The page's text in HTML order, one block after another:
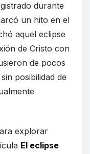
durante
un hito en el
aquel eclipse
de Cristo con
de pocos
posibilidad de
explorar
El eclipse